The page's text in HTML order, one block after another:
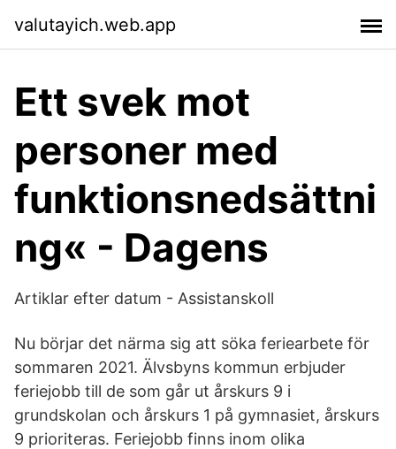
valutayich.web.app
Ett svek mot
personer med
funktionsnedsättni
ng« - Dagens
Artiklar efter datum - Assistanskoll
Nu börjar det närma sig att söka feriearbete för
sommaren 2021. Älvsbyns kommun erbjuder
feriejobb till de som går ut årskurs 9 i
grundskolan och årskurs 1 på gymnasiet, årskurs
9 prioriteras. Feriejobb finns inom olika